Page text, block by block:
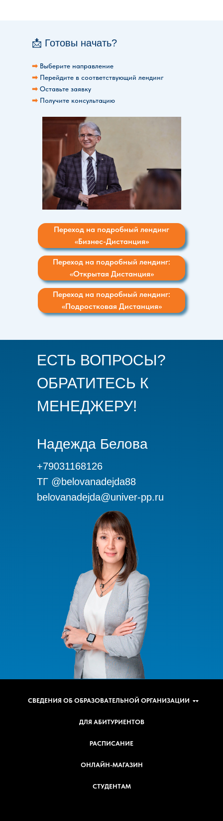
📩 Готовы начать?
➡ Выберите направление
➡ Перейдите в соответствующий лендинг
➡ Оставьте заявку
➡ Получите консультацию
Переход на подробный лендинг:
«Открытая Дистанция»
Переход на подробный лендинг:
«Подростковая Дистанция»
Переход на подробный лендинг
«Бизнес-Дистанция»
+79031168126
ТГ @belovanadejda88
belovanadejda@univer-pp.ru
ЕСТЬ ВОПРОСЫ?
ОБРАТИТЕСЬ К
МЕНЕДЖЕРУ!
Надежда Белова
СВЕДЕНИЯ ОБ ОБРАЗОВАТЕЛЬНОЙ ОРГАНИЗАЦИИ
ДЛЯ АБИТУРИЕНТОВ
РАСПИСАНИЕ
ОНЛАЙН-МАГАЗИН
СТУДЕНТАМ